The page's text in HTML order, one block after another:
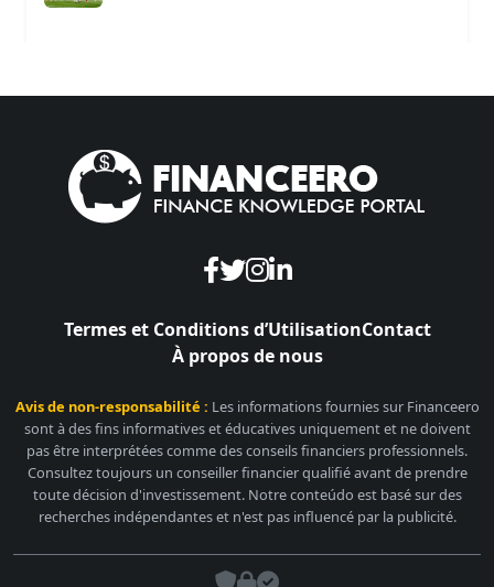
Termes et Conditions d’UtilisationContact
À propos de nous
Avis de non-responsabilité : Les informations fournies sur Financeero
sont à des fins informatives et éducatives uniquement et ne doivent
pas être interprétées comme des conseils financiers professionnels.
Consultez toujours un conseiller financier qualifié avant de prendre
toute décision d'investissement. Notre conteúdo est basé sur des
recherches indépendantes et n'est pas influencé par la publicité.